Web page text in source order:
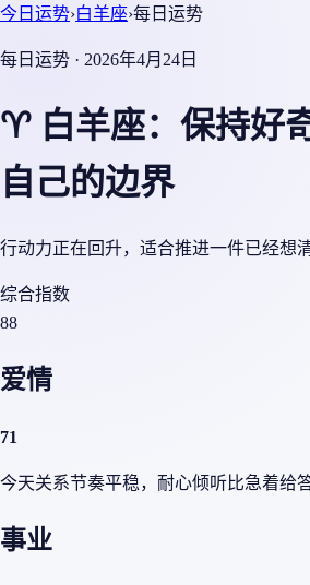
今日运势›白羊座›每日运势
每日运势 · 2026年4月24日
♈ 白羊座：保持好
自己的边界
行动力正在回升，适合推进一件已经想
综合指数
88
爱情
71
今天关系节奏平稳，耐心倾听比急着给
事业